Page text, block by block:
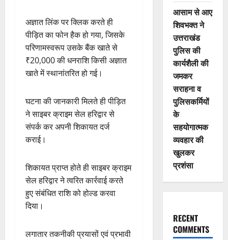
अज्ञात लिंक पर क्लिक करते ही
पीड़ित का फोन हैक हो गया, जिसके
परिणामस्वरूप उसके बैंक खाते से
₹20,000 की धनराशि किसी अज्ञात
खाते में स्थानांतरित हो गई।
घटना की जानकारी मिलते ही पीड़ित
ने साइबर क्राइम सेल हरिद्वार से
संपर्क कर अपनी शिकायत दर्ज
कराई।
शिकायत प्राप्त होते ही साइबर क्राइम
सेल हरिद्वार ने त्वरित कार्रवाई करते
हुए संबंधित राशि को होल्ड करवा
दिया।
लगातार तकनीकी प्रयासों एवं प्रभावी
आसाम से आए
शिवभक्त ने
उत्तराखंड
पुलिस की
कार्यशैली की
जमकर
सराहना व
पुलिसकर्मियों
के
सहयोगात्मक
व्यवहार की
खुलकर
प्रशंसा
RECENT
COMMENTS